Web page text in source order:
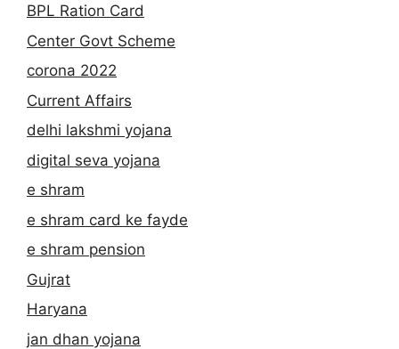
BPL Ration Card
Center Govt Scheme
corona 2022
Current Affairs
delhi lakshmi yojana
digital seva yojana
e shram
e shram card ke fayde
e shram pension
Gujrat
Haryana
jan dhan yojana